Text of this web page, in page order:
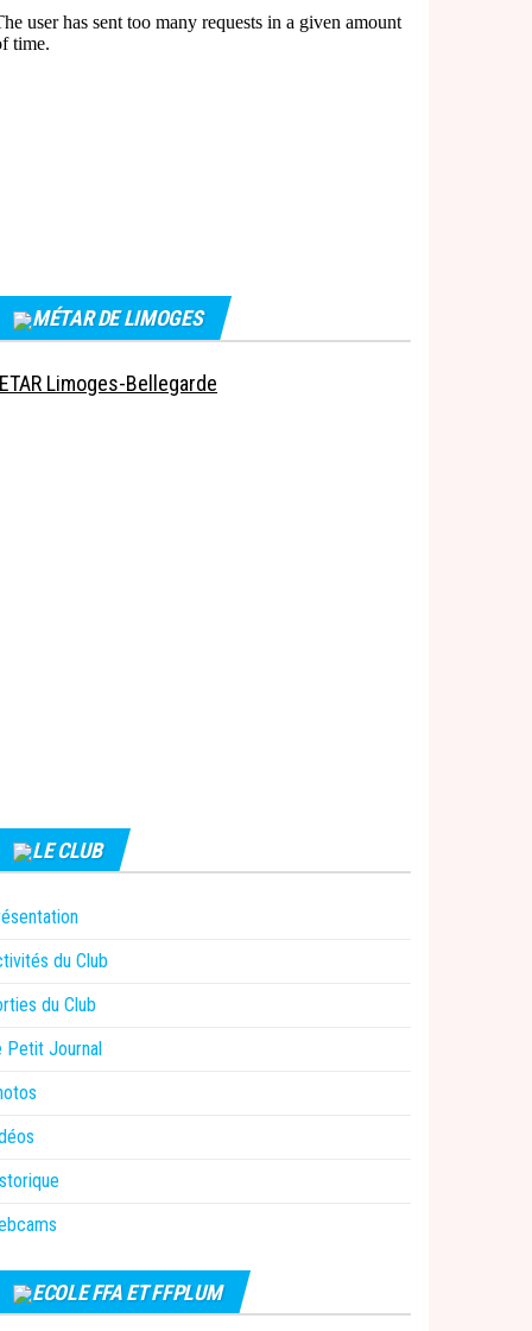
MÉTAR DE LIMOGES
Limoges-Bellegarde
LE CLUB
du Club
du Club
Petit Journal
ECOLE FFA ET FFPLUM